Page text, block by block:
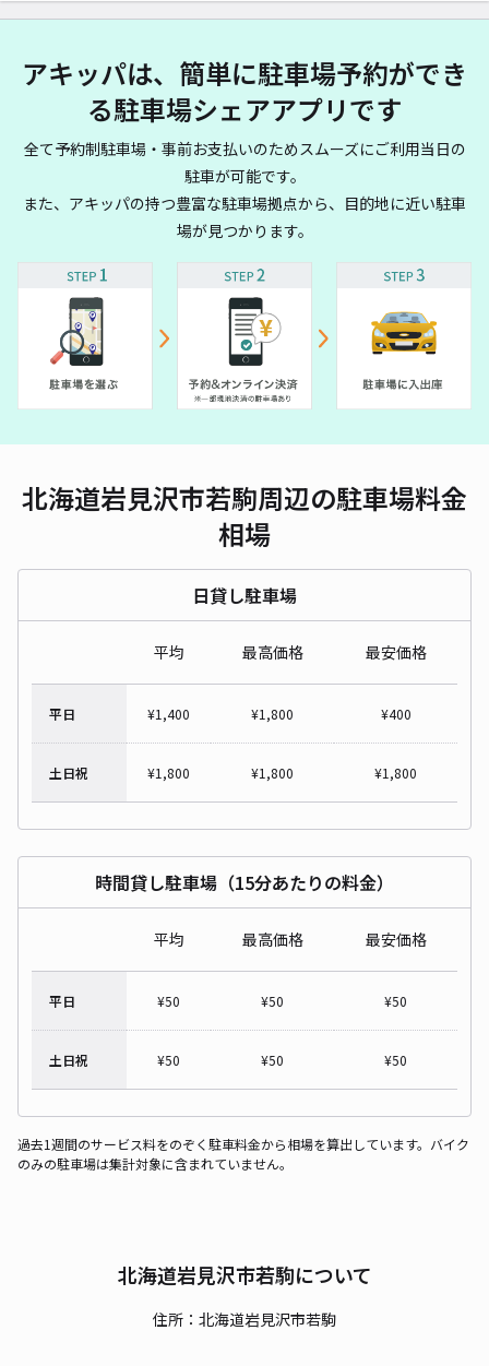
アキッパは、簡単に駐車場予約ができ
る駐車場シェアアプリです
全て予約制駐車場・事前お支払いのためスムーズにご利用当日の
駐車が可能です。
また、アキッパの持つ豊富な駐車場拠点から、目的地に近い駐車
場が見つかります。
北海道岩見沢市若駒周辺の駐車場料金
相場
日貸し駐車場
平均 最高価格 最安価格
平日 ¥1,400 ¥1,800 ¥400
土日祝 ¥1,800 ¥1,800 ¥1,800
時間貸し駐車場（15分あたりの料金）
平均 最高価格 最安価格
平日 ¥50 ¥50 ¥50
土日祝 ¥50 ¥50 ¥50
過去1週間のサービス料をのぞく駐車料金から相場を算出しています。バイク
のみの駐車場は集計対象に含まれていません。
北海道岩見沢市若駒について
住所：北海道岩見沢市若駒